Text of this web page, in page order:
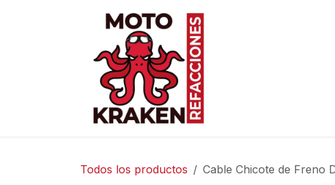
Todos los productos Cable Chicote de Freno